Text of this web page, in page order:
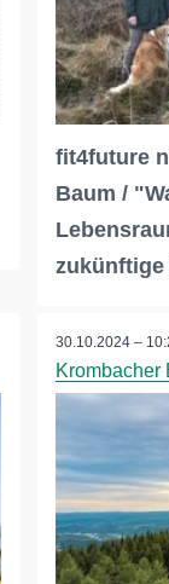
fit4future
Baum /
30.10.2024 –
Krombacher